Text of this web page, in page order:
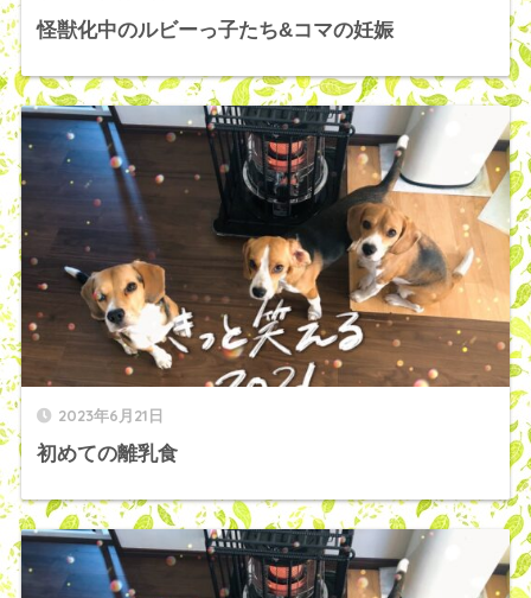
怪獣化中のルビーっ子たち&コマの妊娠
2023年6月21日
初めての離乳食